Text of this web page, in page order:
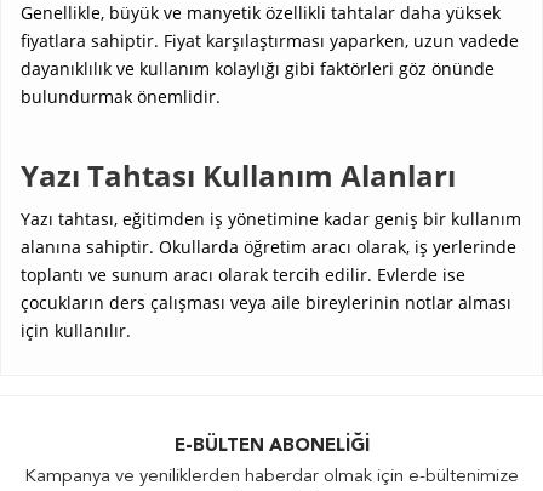
Genellikle, büyük ve manyetik özellikli tahtalar daha yüksek
fiyatlara sahiptir. Fiyat karşılaştırması yaparken, uzun vadede
dayanıklılık ve kullanım kolaylığı gibi faktörleri göz önünde
bulundurmak önemlidir.
Yazı Tahtası Kullanım Alanları
Yazı tahtası, eğitimden iş yönetimine kadar geniş bir kullanım
alanına sahiptir. Okullarda öğretim aracı olarak, iş yerlerinde
toplantı ve sunum aracı olarak tercih edilir. Evlerde ise
çocukların ders çalışması veya aile bireylerinin notlar alması
için kullanılır.
E-BÜLTEN ABONELIĞI
Kampanya ve yeniliklerden haberdar olmak için e-bültenimize